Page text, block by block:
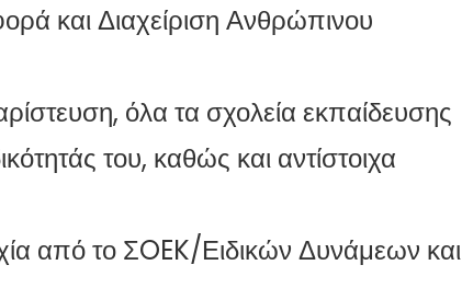
και Διαχείριση Ανθρώπινου
όλα τα σχολεία εκπαίδευσης
του, καθώς και αντίστοιχα
από το ΣOEK/Ειδικών Δυνάμεων και